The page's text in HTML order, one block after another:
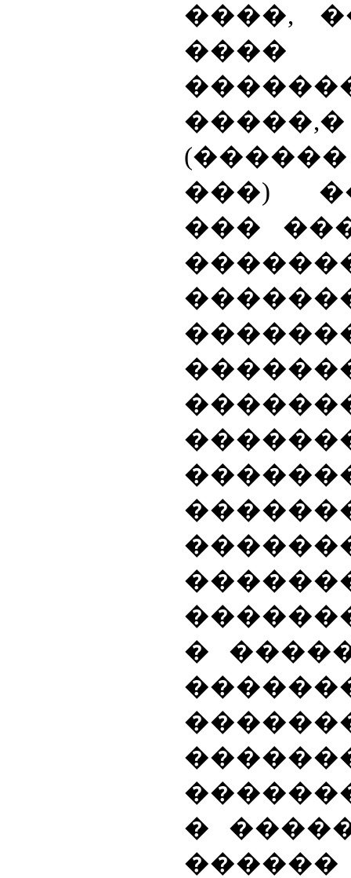
����,
����
���)
���
�
�
������